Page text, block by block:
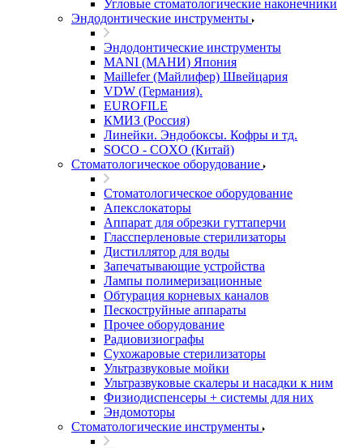
Угловые стоматологические наконечники
Эндодонтические инструменты
Эндодонтические инструменты
MANI (МАНИ) Япония
Maillefer (Майлифер) Швейцария
VDW (Германия).
EUROFILE
КМИЗ (Россия)
Линейки. Эндобоксы. Кофры и тд.
SOCO - COXO (Китай)
Стоматологическое оборудование
Стоматологическое оборудование
Апекслокаторы
Аппарат для обрезки гуттаперчи
Глассперленовые стерилизаторы
Дистиллятор для воды
Запечатывающие устройства
Лампы полимеризационные
Обтурация корневых каналов
Пескоструйные аппараты
Прочее оборудование
Радиовизиографы
Сухожаровые стерилизаторы
Ультразвуковые мойки
Ультразвуковые скалеры и насадки к ним
Физиодиспенсеры + системы для них
Эндомоторы
Стоматологические инструменты